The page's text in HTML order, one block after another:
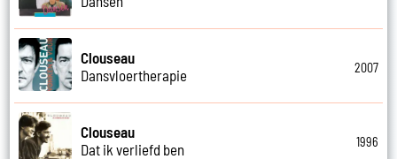
Clouseau
Dansvloertherapie
2007
Clouseau
Dat ik verliefd ben
1996